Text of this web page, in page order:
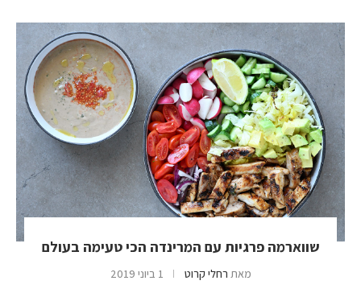
שווארמה פרגיות עם המרינדה הכי טעימה בעולם
מאת רחלי קרוט 1 ביוני 2019